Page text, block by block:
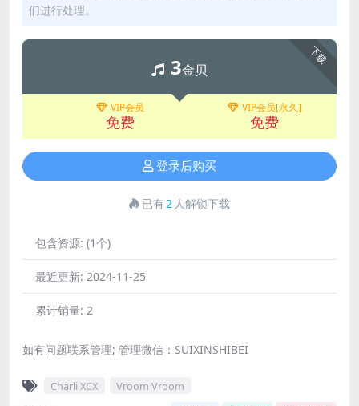
们进行处理。
下载
3金贝
VIP会员
免费
VIP会员[永久]
免费
登录后购买
已有2 人解锁下载
包含资源: (1个)
最近更新: 2024-11-25
累计销量: 2
如有问题联系管理; 管理微信：SUIXINSHIBEI
Charli XCX Vroom Vroom